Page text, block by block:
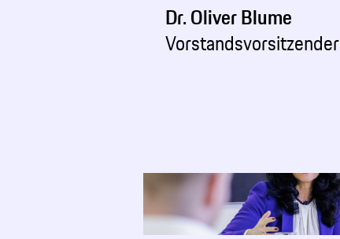
Dr. Oliver Blume
Vorstandsvorsitzender